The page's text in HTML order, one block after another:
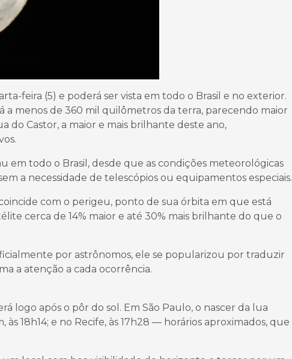
feira (5) e poderá ser vista em todo o Brasil e no exterior.
menos de 360 mil quilômetros da terra, parecendo maior
do Castor, a maior e mais brilhante deste ano,
em todo o Brasil, desde que as condições meteorológicas
a necessidade de telescópios ou equipamentos especiais.
com o perigeu, ponto de sua órbita em que está
cerca de 14% maior e até 30% mais brilhante do que o
por astrônomos, ele se popularizou por traduzir
a atenção a cada ocorrência.
logo após o pôr do sol. Em São Paulo, o nascer da lua
18h14; e no Recife, às 17h28 — horários aproximados, que